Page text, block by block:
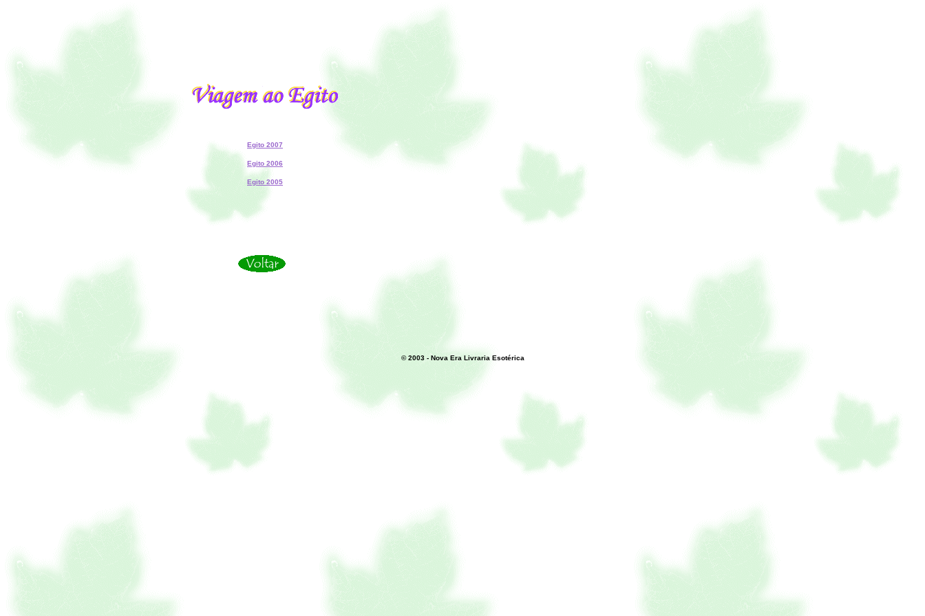
Egito 2007
Egito 2006
Egito 2005
© 2003 - Nova Era Livraria Esotérica